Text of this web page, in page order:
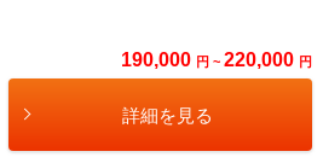
190,000 円 ~ 220,000 円
詳細を見る